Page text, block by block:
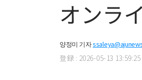
オンラ
양정미 기자
登録 : 2026-05-13 13:59:25